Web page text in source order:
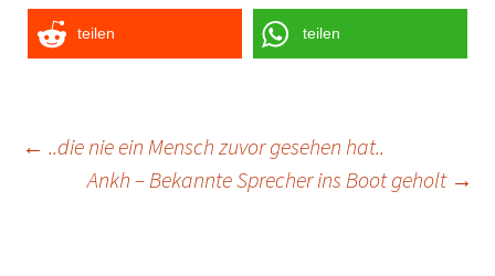
teilen teilen
Post
← ..die nie ein Mensch zuvor gesehen hat..
Ankh – Bekannte Sprecher ins Boot geholt →